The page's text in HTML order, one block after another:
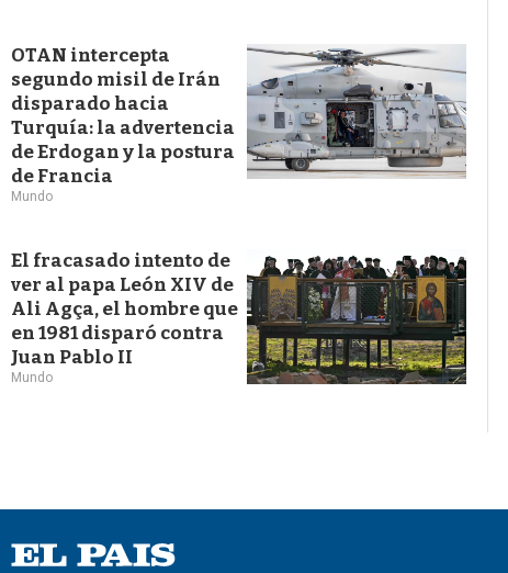
OTAN intercepta
segundo misil de Irán
disparado hacia
Turquía: la advertencia
de Erdogan y la postura
de Francia
Mundo
El fracasado intento de
ver al papa León XIV de
Ali Agça, el hombre que
en 1981 disparó contra
Juan Pablo II
Mundo